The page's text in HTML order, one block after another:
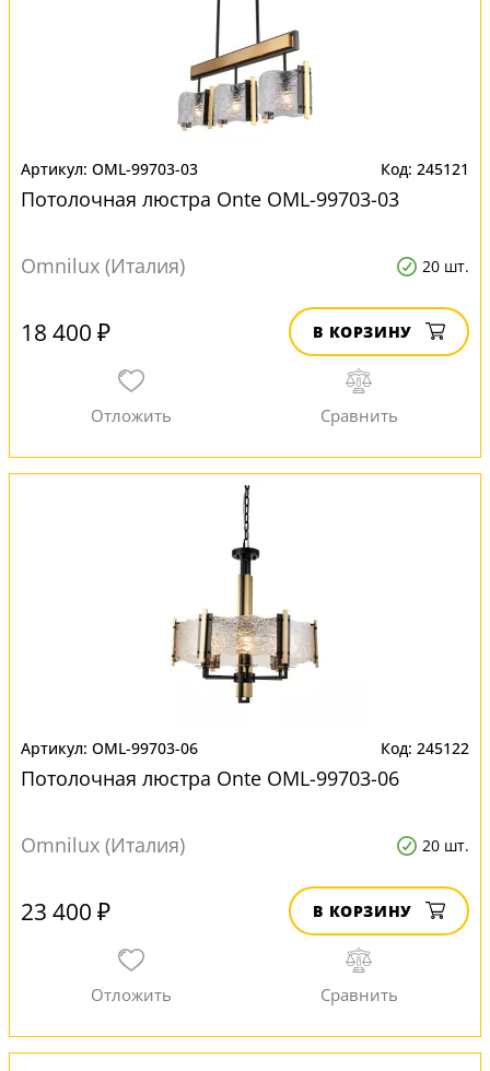
OML-99703-03 245121
Потолочная люстра Onte OML-99703-03
Omnilux (Италия) 20 шт.
18 400 ₽ В КОРЗИНУ
OML-99703-06 245122
Потолочная люстра Onte OML-99703-06
Omnilux (Италия) 20 шт.
23 400 ₽ В КОРЗИНУ